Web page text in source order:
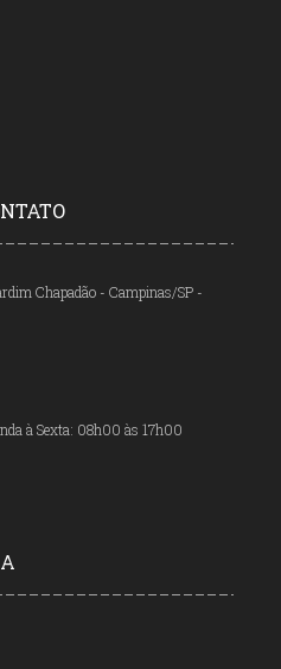
Chapadão - Campinas/SP -
à Sexta: 08h00 às 17h00